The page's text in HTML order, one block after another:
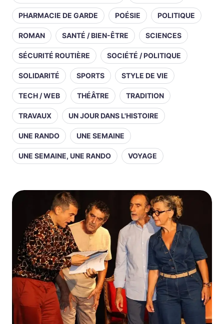
PHARMACIE DE GARDE POÉSIE POLITIQUE
ROMAN SANTÉ / BIEN-ÊTRE SCIENCES
SÉCURITÉ ROUTIÈRE SOCIÉTÉ / POLITIQUE
SOLIDARITÉ SPORTS STYLE DE VIE
TECH / WEB THÉÂTRE TRADITION
TRAVAUX UN JOUR DANS L'HISTOIRE
UNE RANDO UNE SEMAINE
UNE SEMAINE, UNE RANDO VOYAGE